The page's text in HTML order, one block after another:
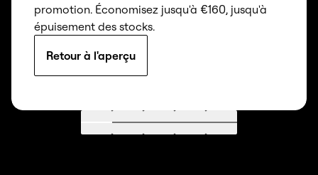
promotion. Économisez jusqu'à €160, jusqu'à
épuisement des stocks.
Retour à l'aperçu
Aller à 1Aller à 2Aller à 3Aller à 4Aller à 5